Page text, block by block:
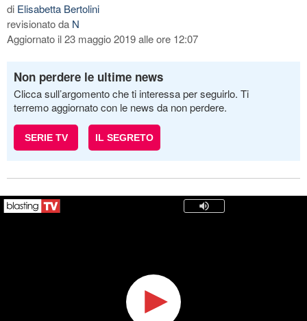
di Elisabetta Bertolini
revisionato da N
Aggiornato il 23 maggio 2019 alle ore 12:07
Non perdere le ultime news
Clicca sull’argomento che ti interessa per seguirlo. Ti
terremo aggiornato con le news da non perdere.
SERIE TV IL SEGRETO